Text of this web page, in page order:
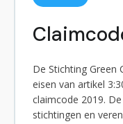
De Stichting Green
eisen van artikel
claimcode 2019.
stichtingen en